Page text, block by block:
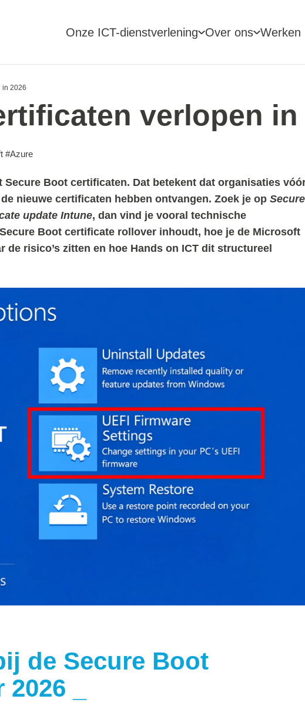
Onze ICT-dienstverlening Over ons Werken
in 2026
verlopen in
#Azure
Boot certificaten. Dat betekent dat organisaties
nieuwe certificaten hebben ontvangen. Zoek je op Secure
update Intune, dan vind je vooral technische
Boot certificate rollover inhoudt, hoe je de Microsoft
risico’s zitten en hoe Hands on ICT dit structureel
de Secure Boot
2026